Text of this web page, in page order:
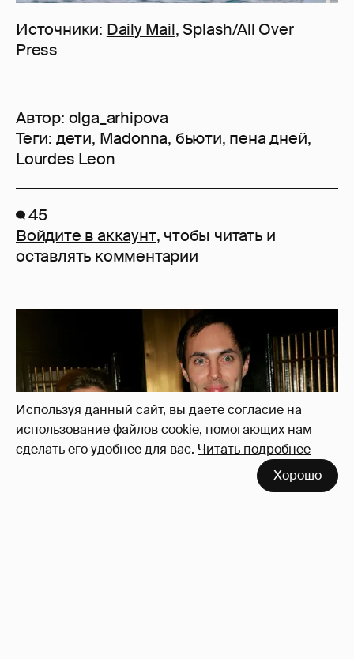
Используя данный сайт, вы даете согласие на
использование файлов cookie, помогающих нам
сделать его удобнее для вас. Читать подробнее
Хорошо
Источники: Daily Mail, Splash/All Over
Press
Автор: olga_arhipova
Теги: дети, Madonna, бьюти, пена дней,
Lourdes Leon
45
Войдите в аккаунт, чтобы читать и
оставлять комментарии